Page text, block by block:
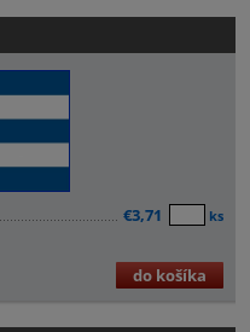
€3,71 ks
do košíka